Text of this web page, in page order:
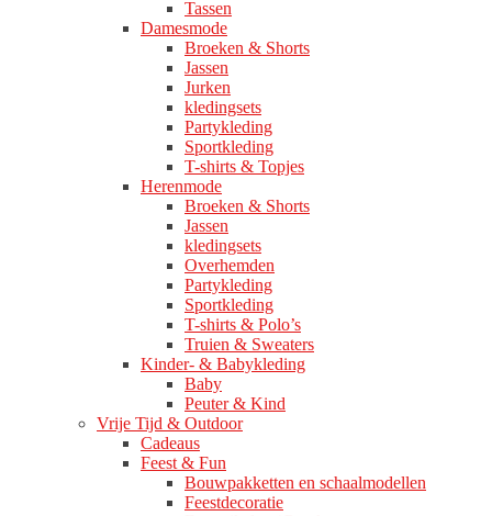
Tassen
Damesmode
Broeken & Shorts
Jassen
Jurken
kledingsets
Partykleding
Sportkleding
T-shirts & Topjes
Herenmode
Broeken & Shorts
Jassen
kledingsets
Overhemden
Partykleding
Sportkleding
T-shirts & Polo’s
Truien & Sweaters
Kinder- & Babykleding
Baby
Peuter & Kind
Vrije Tijd & Outdoor
Cadeaus
Feest & Fun
Bouwpakketten en schaalmodellen
Feestdecoratie